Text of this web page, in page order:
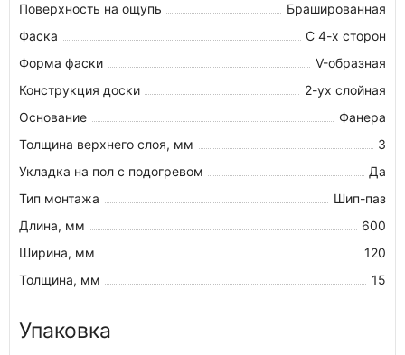
Поверхность на ощупь
Брашированная
Фаска
С 4-х сторон
Форма фаски
V-образная
Конструкция доски
2-ух слойная
Основание
Фанера
Толщина верхнего слоя, мм
3
Укладка на пол c подогревом
Да
Тип монтажа
Шип-паз
Длина, мм
600
Ширина, мм
120
Толщина, мм
15
Упаковка